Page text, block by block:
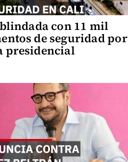
con 11 mil
de seguridad por
presidencial